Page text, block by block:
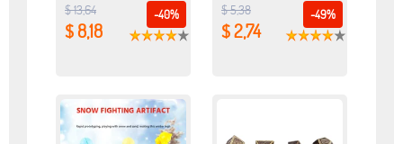
-40%
$ 13,64
$ 8,18
-49%
$ 5,38
$ 2,74